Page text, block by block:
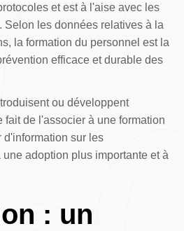
et est à l'aise avec les
Selon les données relatives à la
la formation du personnel est la
efficace et durable des
ou développent
fait de l'associer à une formation
d'information sur les
adoption plus importante et à
: un